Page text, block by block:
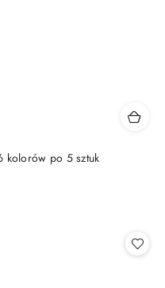
kolorów po 5 sztuk